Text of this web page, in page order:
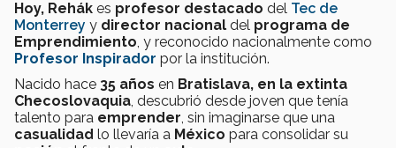
Hoy, Rehák es profesor destacado del Tec de
Monterrey y director nacional del programa de
Emprendimiento , y reconocido nacionalmente como
Profesor Inspirador por la institución.
Nacido hace 35 años en Bratislava, en la extinta
Checoslovaquia , descubrió desde joven que tenía
talento para emprender , sin imaginarse que una
casualidad lo llevaría a México para consolidar su